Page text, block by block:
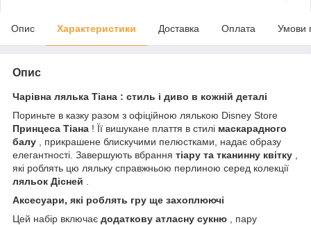
Опис Характеристики Доставка Оплата Умови
Опис
Чарівна лялька Тіана : стиль і диво в кожній деталі
Пориньте в казку разом з офіційною лялькою Disney Store
Принцеса Тіана ! Її вишукане плаття в стилі маскарадного
балу
, прикрашене блискучими пелюстками, надає образу
елегантності. Завершують вбрання тіару та тканинну квітку
які роблять цю ляльку справжньою перлиною серед колекції
ляльок Дісней
Аксесуари, які роблять гру ще захоплюючі
Цей набір включає додаткову атласну сукню
, пару